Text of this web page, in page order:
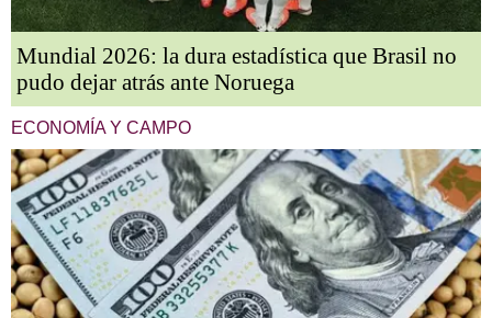
Mundial 2026: la dura estadística que Brasil no
pudo dejar atrás ante Noruega
ECONOMÍA Y CAMPO